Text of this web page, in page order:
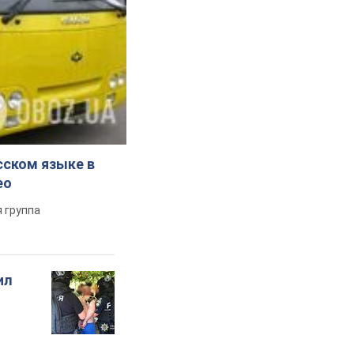
языке в